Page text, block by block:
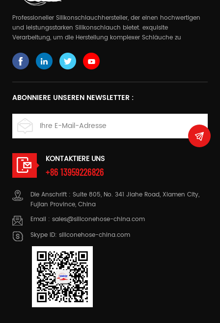
Professioneller Silikonschlauchhersteller, der einen hochwertigen
und leistungsstarken Silikonschlauch bietet. exquisite
Verarbeitung, um die Herstellung komplexer Schläuche zu
ABONNIERE UNSEREN NEWSLETTER :
KONTAKTIERE UNS
+86 13959226826
Die Anschrift : Suite 805, No. 341 Jiahe Road, Xiamen City,
Fujian Province, China
Email : sales@siliconehose-china.com
Skype ID: siliconehose-china.com